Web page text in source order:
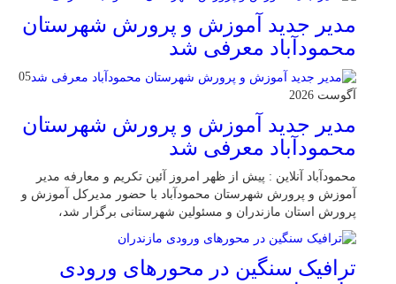
مدیر جدید آموزش و پرورش شهرستان
محمودآباد معرفی شد
05
آگوست 2026
مدیر جدید آموزش و پرورش شهرستان
محمودآباد معرفی شد
محمودآباد آنلاین : پیش از ظهر امروز آئین تکریم و معارفه مدیر
آموزش و پرورش شهرستان محمودآباد با حضور مدیرکل آموزش و
پرورش استان مازندران و مسئولین شهرستانی برگزار شد،
ترافیک سنگین در محور‌های ورودی